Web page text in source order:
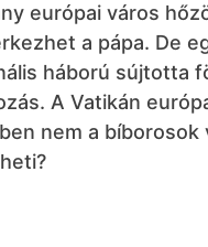
európai város
a pápa. De
háború sújtotta
A Vatikán
nem a bíborosok